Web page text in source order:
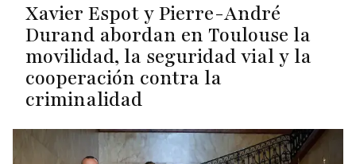
Xavier Espot y Pierre-André
Durand abordan en Toulouse la
movilidad, la seguridad vial y la
cooperación contra la
criminalidad